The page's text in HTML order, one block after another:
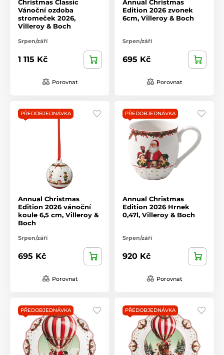
Christmas Classic
Vánoční ozdoba
stromeček 2026,
Villeroy & Boch
Srpen/září
1 115 Kč
Porovnat
Annual Christmas
Edition 2026 zvonek
6cm, Villeroy & Boch
Srpen/září
695 Kč
Porovnat
PŘEDOBJEDNÁVKA
Annual Christmas
Edition 2026 vánoční
koule 6,5 cm, Villeroy &
Boch
Srpen/září
695 Kč
Porovnat
PŘEDOBJEDNÁVKA
Annual Christmas
Edition 2026 Hrnek
0,47l, Villeroy & Boch
Srpen/září
920 Kč
Porovnat
PŘEDOBJEDNÁVKA PŘEDOBJEDNÁVKA